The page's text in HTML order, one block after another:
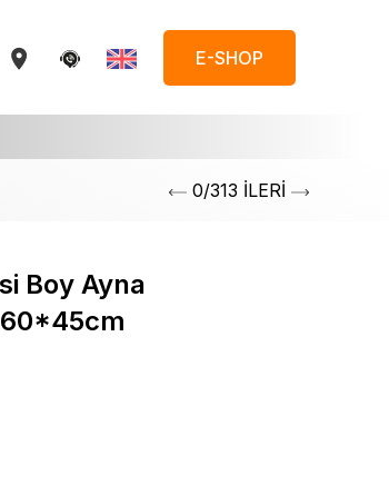
E-SHOP
0/313 İLERİ
Boy Ayna